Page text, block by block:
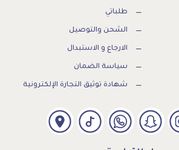
طلباتي
الشحن والتوصيل
الارجاع و الاستبدال
سياسة الضمان
شهادة توثيق التجارة الإلكترونية